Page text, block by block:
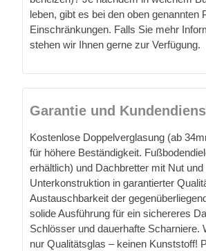
leben, gibt es bei den oben genannten
Einschränkungen. Falls Sie mehr
stehen wir Ihnen gerne zur Verfügung.
Garantie und
Kostenlose Doppelverglasung (ab
für höhere Beständigkeit.
erhältlich) und Dachbretter mit Nut und
Unterkonstruktion in garantierter
Austauschbarkeit der
solide Ausführung für ein sichereres
Schlösser und dauerhafte Scharniere.
nur Qualitätsglas – keinen Kunststoff!